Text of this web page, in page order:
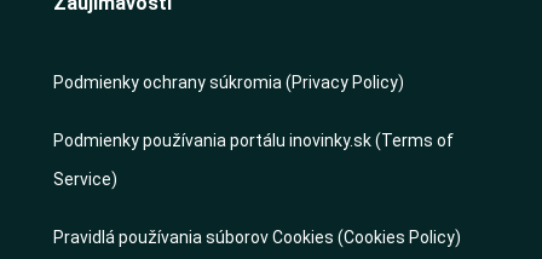
Podmienky ochrany súkromia (Privacy Policy)
Podmienky používania portálu inovinky.sk (Terms of
Service)
Pravidlá používania súborov Cookies (Cookies Policy)